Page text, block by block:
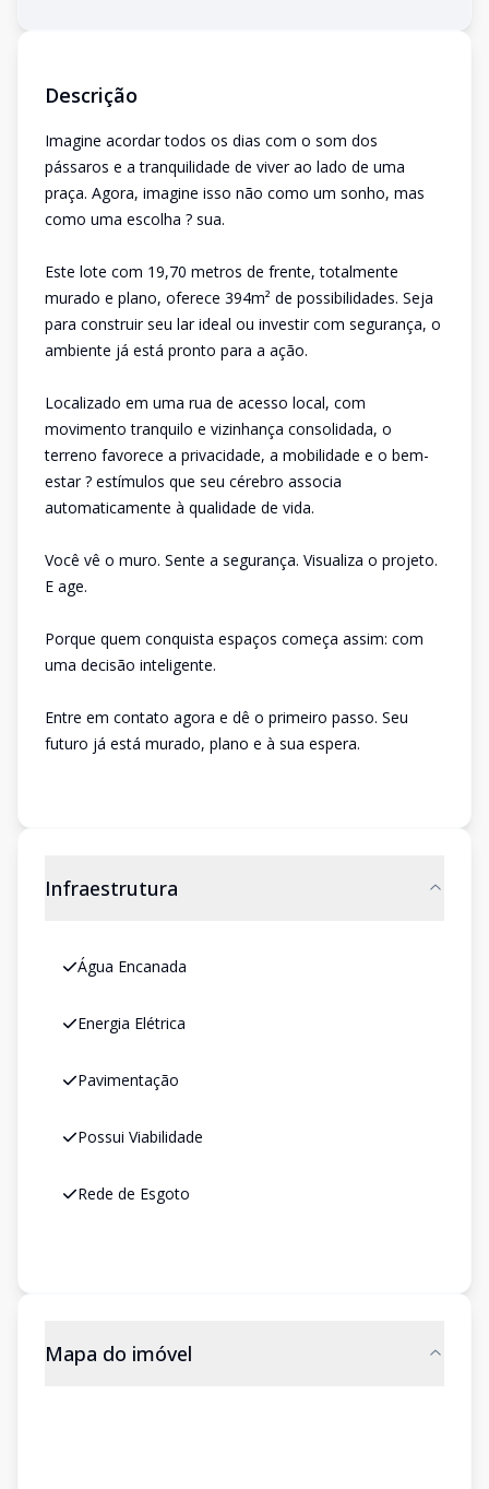
Descrição
Imagine acordar todos os dias com o som dos
pássaros e a tranquilidade de viver ao lado de uma
praça. Agora, imagine isso não como um sonho, mas
como uma escolha ? sua.
Este lote com 19,70 metros de frente, totalmente
murado e plano, oferece 394m² de possibilidades. Seja
para construir seu lar ideal ou investir com segurança, o
ambiente já está pronto para a ação.
Localizado em uma rua de acesso local, com
movimento tranquilo e vizinhança consolidada, o
terreno favorece a privacidade, a mobilidade e o bem-
estar ? estímulos que seu cérebro associa
automaticamente à qualidade de vida.
Você vê o muro. Sente a segurança. Visualiza o projeto.
E age.
Porque quem conquista espaços começa assim: com
uma decisão inteligente.
Entre em contato agora e dê o primeiro passo. Seu
futuro já está murado, plano e à sua espera.
Infraestrutura
Água Encanada
Energia Elétrica
Pavimentação
Possui Viabilidade
Rede de Esgoto
Mapa do imóvel